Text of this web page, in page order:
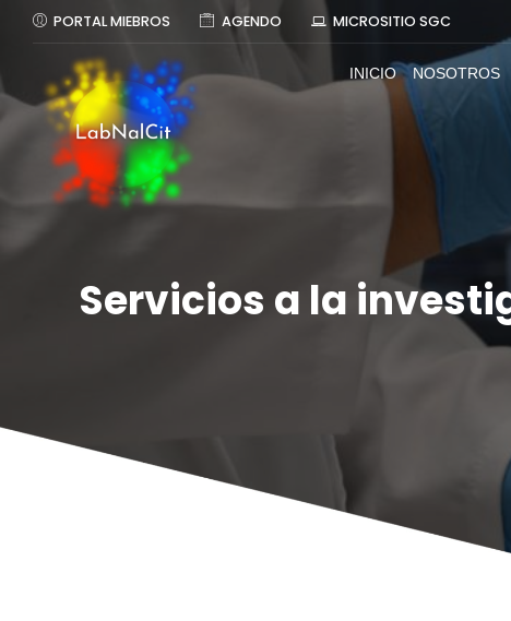
PORTAL MIEBROS AGENDO MICROSITIO SGC
INICIO NOSOTROS
Servicios a la